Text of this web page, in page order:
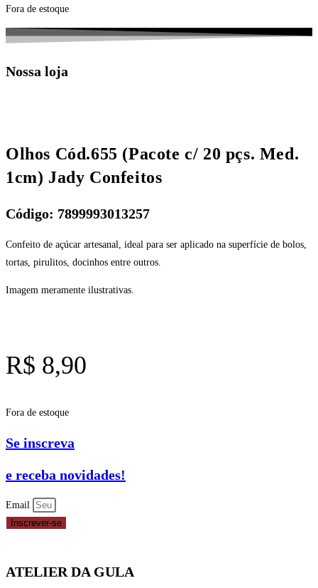
Fora de estoque
Nossa loja
Olhos Cód.655 (Pacote c/ 20 pçs. Med.
1cm) Jady Confeitos
Código: 7899993013257
Confeito de açúcar artesanal, ideal para ser aplicado na superfície de bolos,
tortas, pirulitos, docinhos entre outros.
Imagem meramente ilustrativas.
R$ 8,90
Fora de estoque
Se inscreva
e receba novidades!
Email
Inscrever-se
ATELIER DA GULA